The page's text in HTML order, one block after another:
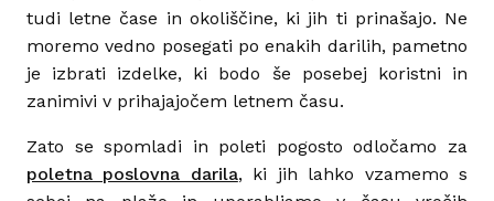
tudi letne čase in okoliščine, ki jih ti prinašajo. Ne
moremo vedno posegati po enakih darilih, pametno
je izbrati izdelke, ki bodo še posebej koristni in
zanimivi v prihajajočem letnem času.
Zato se spomladi in poleti pogosto odločamo za
poletna poslovna darila, ki jih lahko vzamemo s